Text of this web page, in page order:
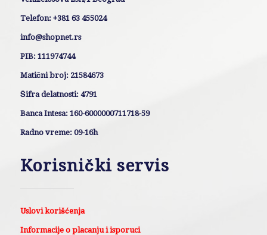
Telefon: +381 63 455024
info@shopnet.rs
PIB: 111974744
Matični broj: 21584673
Šifra delatnosti: 4791
Banca Intesa: 160-6000000711718-59
Radno vreme: 09-16h
Korisnički servis
Uslovi korišćenja
Informacije o placanju i isporuci